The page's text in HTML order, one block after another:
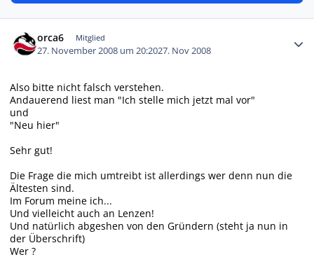
orca6 Mitglied
27. November 2008 um 20:2027. Nov 2008
Also bitte nicht falsch verstehen.
Andauerend liest man "Ich stelle mich jetzt mal vor"
und
"Neu hier"
Sehr gut!
Die Frage die mich umtreibt ist allerdings wer denn nun die
Ältesten sind.
Im Forum meine ich...
Und vielleicht auch an Lenzen!
Und natürlich abgeshen von den Gründern (steht ja nun in
der Überschrift)
Wer ?